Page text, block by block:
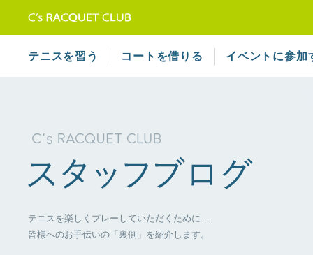
テニスを習う コートを借りる イベントに参加
テニスを楽しくプレーしていただくために…
皆様へのお手伝いの「裏側」を紹介します。